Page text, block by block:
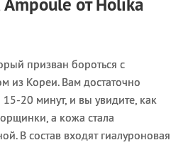
призван бороться с
из Кореи. Вам достаточно
20 минут, и вы увидите, как
а кожа стала
В состав входят гиалуроновая